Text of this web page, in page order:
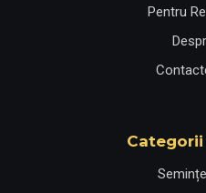
Pentru